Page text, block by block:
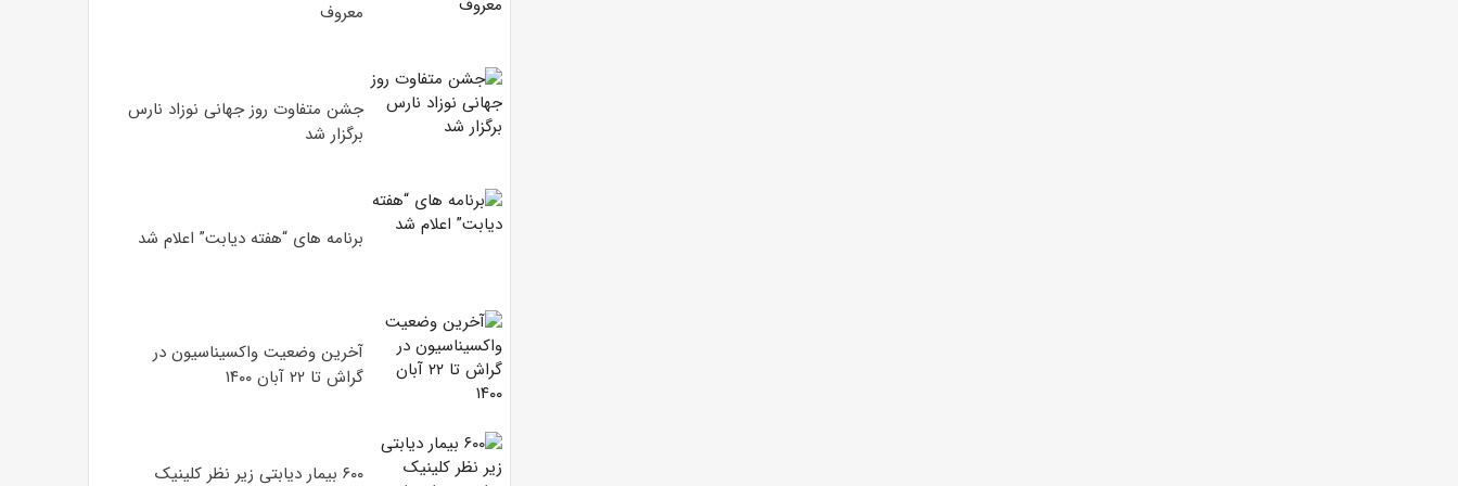
معروف
جشن متفاوت روز جهانی نوزاد نارس
برگزار شد
برنامه های “هفته دیابت” اعلام شد
آخرین وضعیت واکسیناسیون در
گراش تا ۲۲ آبان ۱۴۰۰
۶۰۰ بیمار دیابتی زیر نظر کلینیک